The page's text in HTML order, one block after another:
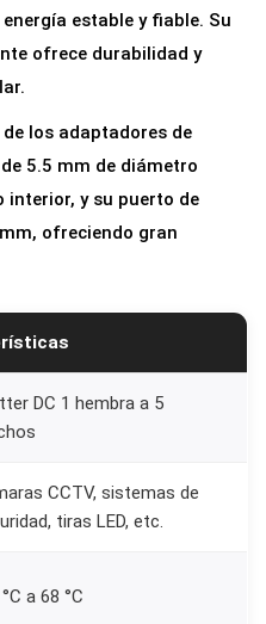
estable y fiable. Su
ofrece durabilidad y
los adaptadores de
5.5 mm de diámetro
interior, y su puerto de
ofreciendo gran
DC 1 hembra a 5
CCTV, sistemas de
tiras LED, etc.
a 68 °C